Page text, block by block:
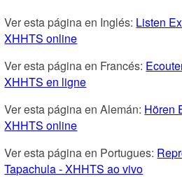
Ver esta página en Inglés: Listen
XHHTS online
Ver esta página en Francés:
XHHTS en ligne
Ver esta página en Alemán: Hören
XHHTS online
Ver esta página en Portugues:
Tapachula - XHHTS ao vivo